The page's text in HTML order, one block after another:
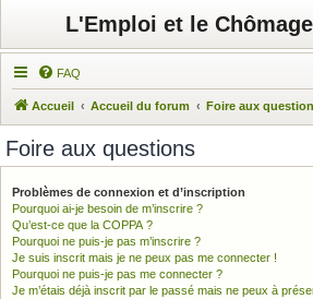
L'Emploi et le
FAQ
Accueil Accueil du forum Foire aux
Foire aux questions
Problèmes de connexion et d’inscription
Pourquoi ai-je besoin de m’inscrire ?
Qu’est-ce que la COPPA ?
Pourquoi ne puis-je pas m’inscrire ?
Je suis inscrit mais je ne peux pas me connecter !
Pourquoi ne puis-je pas me connecter ?
Je m’étais déjà inscrit par le passé mais ne peux à